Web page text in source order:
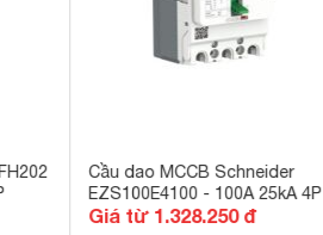
Cầu dao MCCB Schneider
EZS100E4100 - 100A 25kA 4P
Giá từ 1.328.250 đ